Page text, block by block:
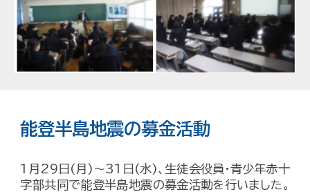
能登半島地震の募金活動
1月29日(月)～31日(水)、生徒会役員・青少年赤十
字部共同で能登半島地震の募金活動を行いました。